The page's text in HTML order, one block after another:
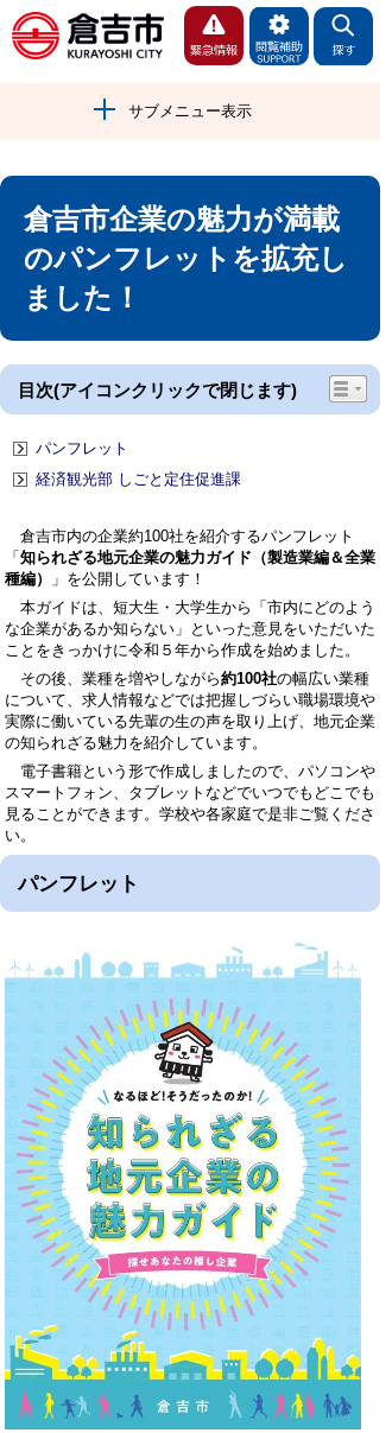
サブメニュー表示
倉吉市企業の魅力が満載
のパンフレットを拡充し
ました！
目次(アイコンクリックで閉じます)
パンフレット
経済観光部 しごと定住促進課
倉吉市内の企業約100社を紹介するパンフレット
「 知られざる地元企業の魅力ガイド（製造業編＆全業
種編）
」を公開しています！
本ガイドは、短大生・大学生から「市内にどのよう
な企業があるか知らない」といった意見をいただいた
ことをきっかけに令和５年から作成を始めました。
その後、業種を増やしながら約100社の幅広い業種
について、求人情報などでは把握しづらい職場環境や
実際に働いている先輩の生の声を取り上げ、地元企業
の知られざる魅力を紹介しています。
電子書籍という形で作成しましたので、パソコンや
スマートフォン、タブレットなどでいつでもどこでも
見ることができます。学校や各家庭で是非ご覧くださ
い。
パンフレット